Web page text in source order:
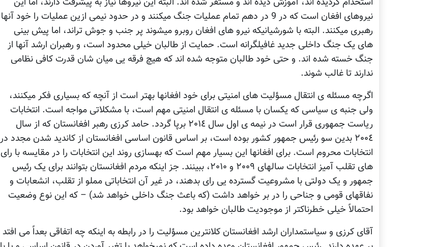
نیروهای افغان است که در 9 در دهم تمام عملیات جنگ میکنند و در حدود نیمی ازین عملیات را خود آنها
رهبری میکنند. البته با شورشیانیکه نیرو های افغان روبرو میشوند پر جنب و جوش تراند، اما پیش بینی
های یک جنگ داخلی جدید غافیلگرانه است. حمایت از طالبان خیلی محدود است، و رهبران ارشد آنها از
جنگ خسته شده اند. و حتی خود طالبان متوجه شده اند که هیچ فرقه یی میان شان قدرت کافی نظامی
ندارند تا غالب شوند.
اگرچه مسئله ی انتقال مسؤلیت های امنیتی برای خود افغانها بهتر است از آنچه که بسیاری فکر میکنند،
ولی جنبه ی سیاسی که یکسان با مسئله ی انتقال امنیتی مهم است، با مشکلاتی مواجه است. انتخابات
ریاست جمهوری قرار است در نیمه ی اول سال ٢٠١٤ برپا گردد. حامد کرزی رهبر افغانستان که از سال
٢٠٠٤ بدین سو رئیس جمهور کشور بوده است، بر اساس قانون اساسی افغانستان از کاندید شدن مجدد در
انتخابات محروم است. برای افغانها این بسیار مهم است که بهسازی روند این انتخابات را در مقایسه با رای
های تقلب آمیز انتخابات سالهای ٢٠٠٩ و ٢٠١٠، ببینند. جز اینکه مردم افغانستان بتوانند برای یک رئیس
جمهور و یک دولتی با مشروعیت گسترده یی رای بدهند، در غیر آن انتخاباتی مملو از تقلب، انشعابات و
نفاقهای قومی و جناحی را در بر خواهد داشت (که باعث جنگ داخلی خواهد شد) – که این نوع وضعیت
احتمالاً خیلی خطرناکتر از موجودیت طالبان خواهد بود.
آقای کرزی و سیاستمداران ارشد افغانستان کلانترین مسؤلیت را در رابطه به اینکه چه اتفاقی بعداً می افتد